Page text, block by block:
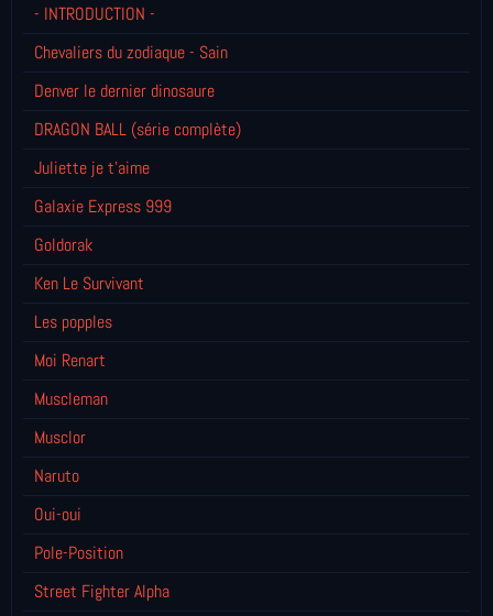
- INTRODUCTION -
Chevaliers du zodiaque - Sain
Denver le dernier dinosaure
DRAGON BALL (série complète)
Juliette je t’aime
Galaxie Express 999
Goldorak
Ken Le Survivant
Les popples
Moi Renart
Muscleman
Musclor
Naruto
Oui-oui
Pole-Position
Street Fighter Alpha